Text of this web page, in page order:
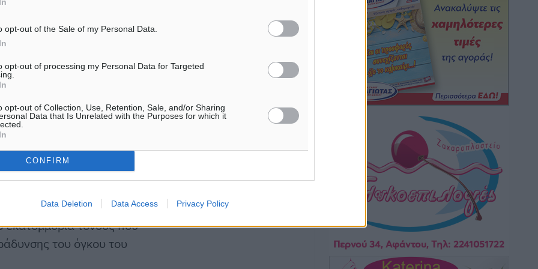
opt-out of the Sale of my Personal Data.
opt-out of processing my Personal Data for Targeted
opt-out of Collection, Use, Retention, Sale, and/or Sharing
Data that Is Unrelated with the Purposes for which it
CONFIRM
Data Deletion Data Access Privacy Policy
κέρδους) που είναι
των 4,7 δισ. δολαρίων,
κέρδη της
δολάρια το 2023,
Δεκεμβρίου για
υπερδιπλάσιο από τα
για το 2022.
πρόκειται να
για περίπου 4,35
τα 4,54 δισ. που
είναι 57,8 εκατ. τόνοι,
εκατομμύρια τόνους που
του όγκου του
Η Ρόδος περιμένει και οι θεσμοί της
λογομαχούν
Δημο-Κρίσεις• πριν 6 ώρες
Τα Γλυπτά του Παρθενώνα ως
προσωπικό δώρο στον Τραμπ
πριν 6 ώρες
Το στενό της Κρεμαστής μπήκε στη
λίστα των 7 θαυμάτων της αναμονής
Δημο-Κρίσεις
ΣΕΤΕ: Σημαντική θεσμική εξέλιξη η
ΚΥΑ για το ΕΧΠ για τον τουρισμό
Ειδήσεις πριν 7 ώρες